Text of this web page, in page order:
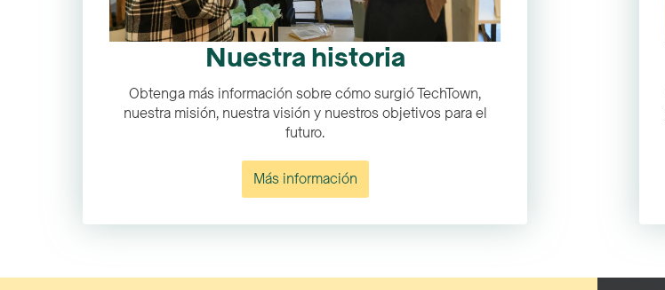
Nuestra historia
Obtenga más información sobre cómo surgió TechTown,
nuestra misión, nuestra visión y nuestros objetivos para el
futuro.
Más información